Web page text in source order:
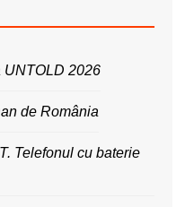
UNTOLD 2026
de România
Telefonul cu baterie